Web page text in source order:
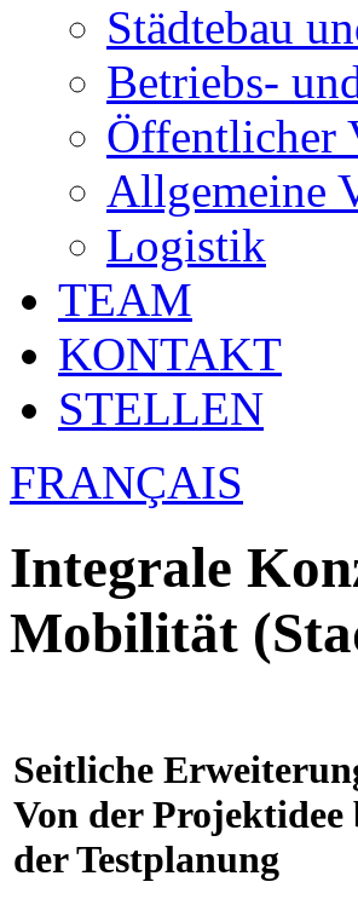
Städtebau
Betriebs-
Öffentlicher
Allgemeine
Logistik
TEAM
KONTAKT
STELLEN
FRANÇAIS
Integrale
Mobilität
Seitliche
Von der Projektidee
der Testplanung